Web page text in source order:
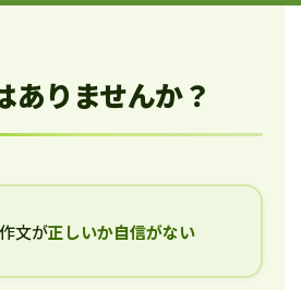
ありませんか？
文が正しいか自信がない